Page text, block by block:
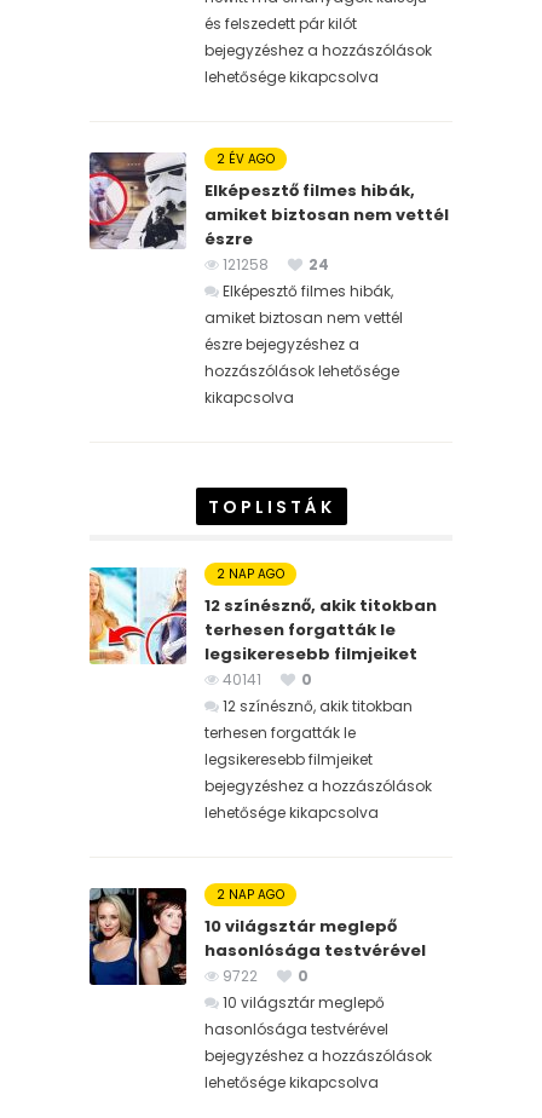
és felszedett pár kilót
bejegyzéshez a hozzászólások
lehetősége kikapcsolva
2 ÉV AGO
Elképesztő filmes hibák,
amiket biztosan nem vettél
észre
121258
24
Elképesztő filmes hibák,
amiket biztosan nem vettél
észre bejegyzéshez a
hozzászólások lehetősége
kikapcsolva
TOPLISTÁK
2 NAP AGO
12 színésznő, akik titokban
terhesen forgatták le
legsikeresebb filmjeiket
40141
0
12 színésznő, akik titokban
terhesen forgatták le
legsikeresebb filmjeiket
bejegyzéshez a hozzászólások
lehetősége kikapcsolva
2 NAP AGO
10 világsztár meglepő
hasonlósága testvérével
9722
0
10 világsztár meglepő
hasonlósága testvérével
bejegyzéshez a hozzászólások
lehetősége kikapcsolva